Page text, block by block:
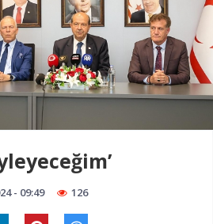
- 09:49 126